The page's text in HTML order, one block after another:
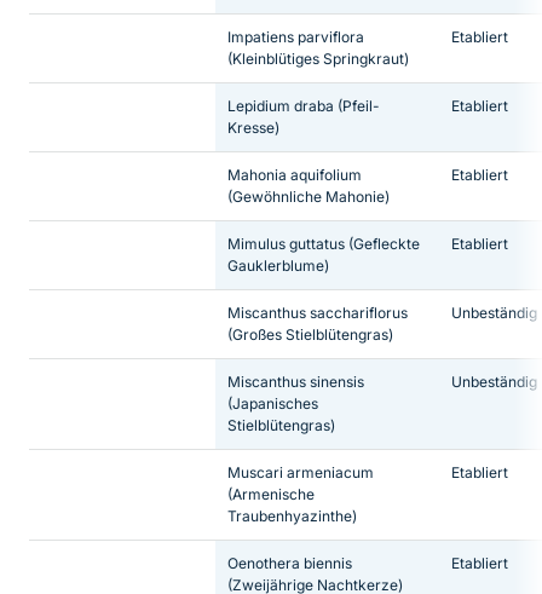
Impatiens parviflora
(Kleinblütiges Springkraut)
Etabliert
Lepidium draba (Pfeil-
Kresse)
Etabliert
Mahonia aquifolium
(Gewöhnliche Mahonie)
Etabliert
Mimulus guttatus (Gefleckte
Gauklerblume)
Etabliert
Miscanthus sacchariflorus
(Großes Stielblütengras)
Unbeständig
Miscanthus sinensis
(Japanisches
Stielblütengras)
Unbeständig
Muscari armeniacum
(Armenische
Traubenhyazinthe)
Etabliert
Oenothera biennis
(Zweijährige Nachtkerze)
Etabliert